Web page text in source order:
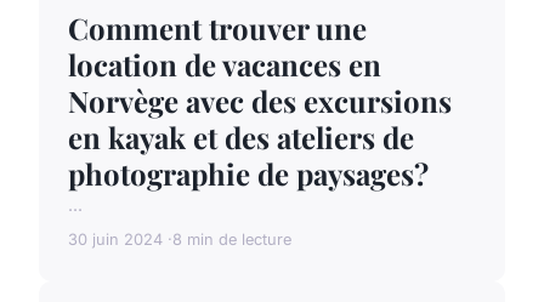
Comment trouver une
location de vacances en
Norvège avec des excursions
en kayak et des ateliers de
photographie de paysages?
...
30 juin 2024 8 min de lecture